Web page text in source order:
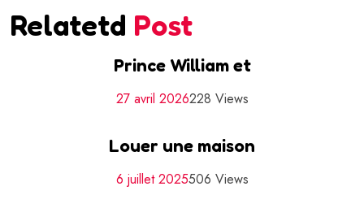
Relatetd Post
Prince William et
27 avril 2026228 Views
Louer une maison
6 juillet 2025506 Views